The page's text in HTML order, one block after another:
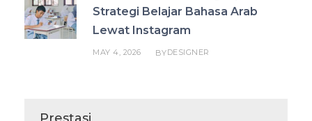
Strategi Belajar Bahasa Arab
Lewat Instagram
MAY 4, 2026 BYDESIGNER
Prestasi